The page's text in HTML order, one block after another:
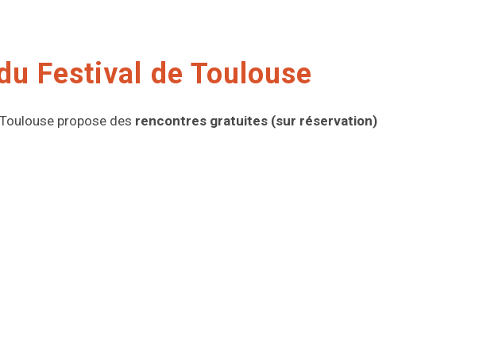
Festival de Toulouse
propose des rencontres gratuites (sur réservation)